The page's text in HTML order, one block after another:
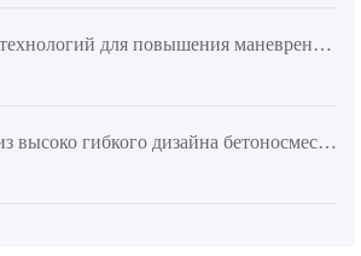
Анализ ключевых технологий для повышения маневренности и эффективности выгрузки бетономешалок
Технический анализ высоко гибкого дизайна бетоносмесительного автомобиля для повышения эффективности бетонирования